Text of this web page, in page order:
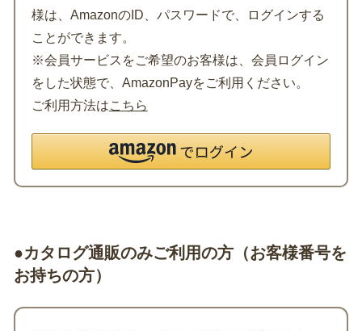
様は、AmazonのID、パスワードで、ログインする
ことができます。
※会員サービスをご希望のお客様は、会員ログイン
をした状態で、AmazonPayをご利用ください。
ご利用方法はこちら
●カタログ通販のみご利用の方（お客様番号を
お持ちの方）